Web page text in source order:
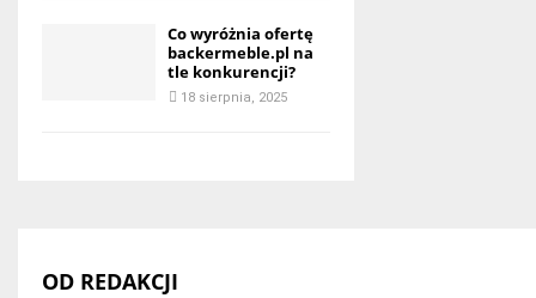
Co wyróżnia ofertę
backermeble.pl na
tle konkurencji?
18 sierpnia, 2025
OD REDAKCJI